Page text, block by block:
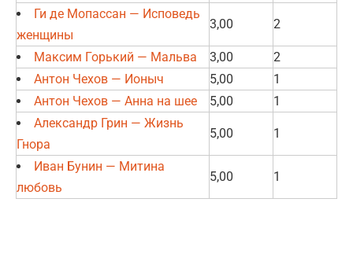
Ги де Мопассан — Исповедь
женщины
3,00 2
Максим Горький — Мальва 3,00
2
Антон Чехов — Ионыч
5,00
1
Антон Чехов — Анна на шее
5,00
1
Александр Грин — Жизнь
Гнора
5,00 1
Иван Бунин — Митина
любовь
5,00 1